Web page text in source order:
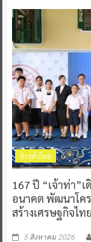
ข่าวทั่วไทย
167 ปี “เจ้าท่า”
อนาคต พัฒนาโค
สร้างเศรษฐกิจไท
5 สิงหาคม 2026